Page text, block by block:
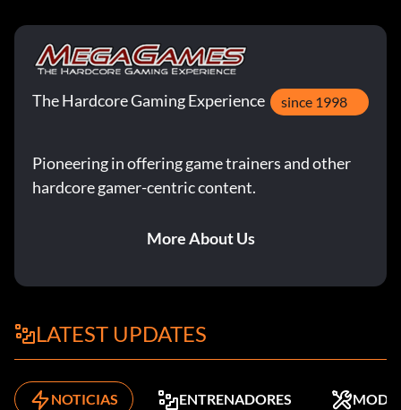
The Hardcore Gaming Experience since 1998
Pioneering in offering game trainers and other
hardcore gamer-centric content.
More About Us
LATEST UPDATES
NOTICIAS ENTRENADORES MODS